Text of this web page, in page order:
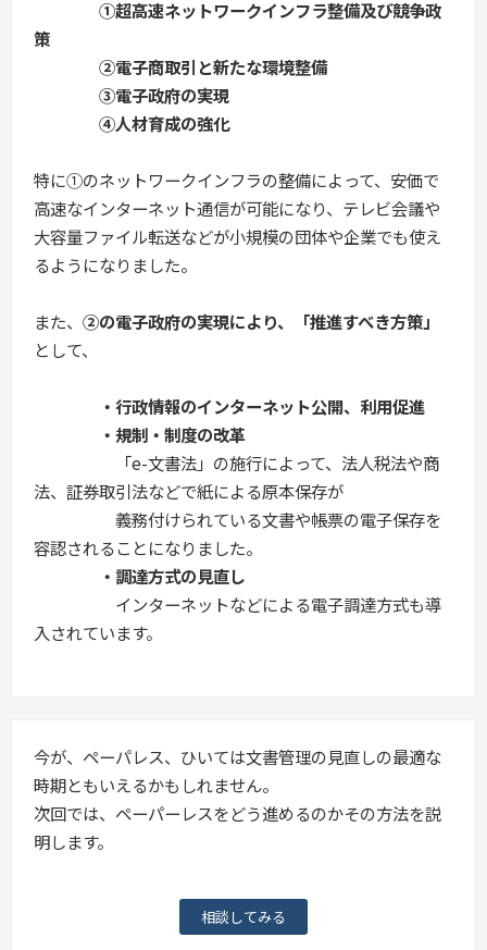
①超高速ネットワークインフラ整備及び競争政
策
②電子商取引と新たな環境整備
③電子政府の実現
④人材育成の強化
特に①のネットワークインフラの整備によって、安価で
高速なインターネット通信が可能になり、テレビ会議や
大容量ファイル転送などが小規模の団体や企業でも使え
るようになりました。
また、 ②の電子政府の実現により、「推進すべき方策」
として、
・行政情報のインターネット公開、利用促進
・規制・制度の改革
「e-文書法」の施行によって、法人税法や商
法、証券取引法などで紙による原本保存が
義務付けられている文書や帳票の電子保存を
容認されることになりました。
・調達方式の見直し
インターネットなどによる電子調達方式も導
入されています。
今が、ペーパレス、ひいては文書管理の見直しの最適な
時期ともいえるかもしれません。
次回では、ペーパーレスをどう進めるのかその方法を説
明します。
相談してみる